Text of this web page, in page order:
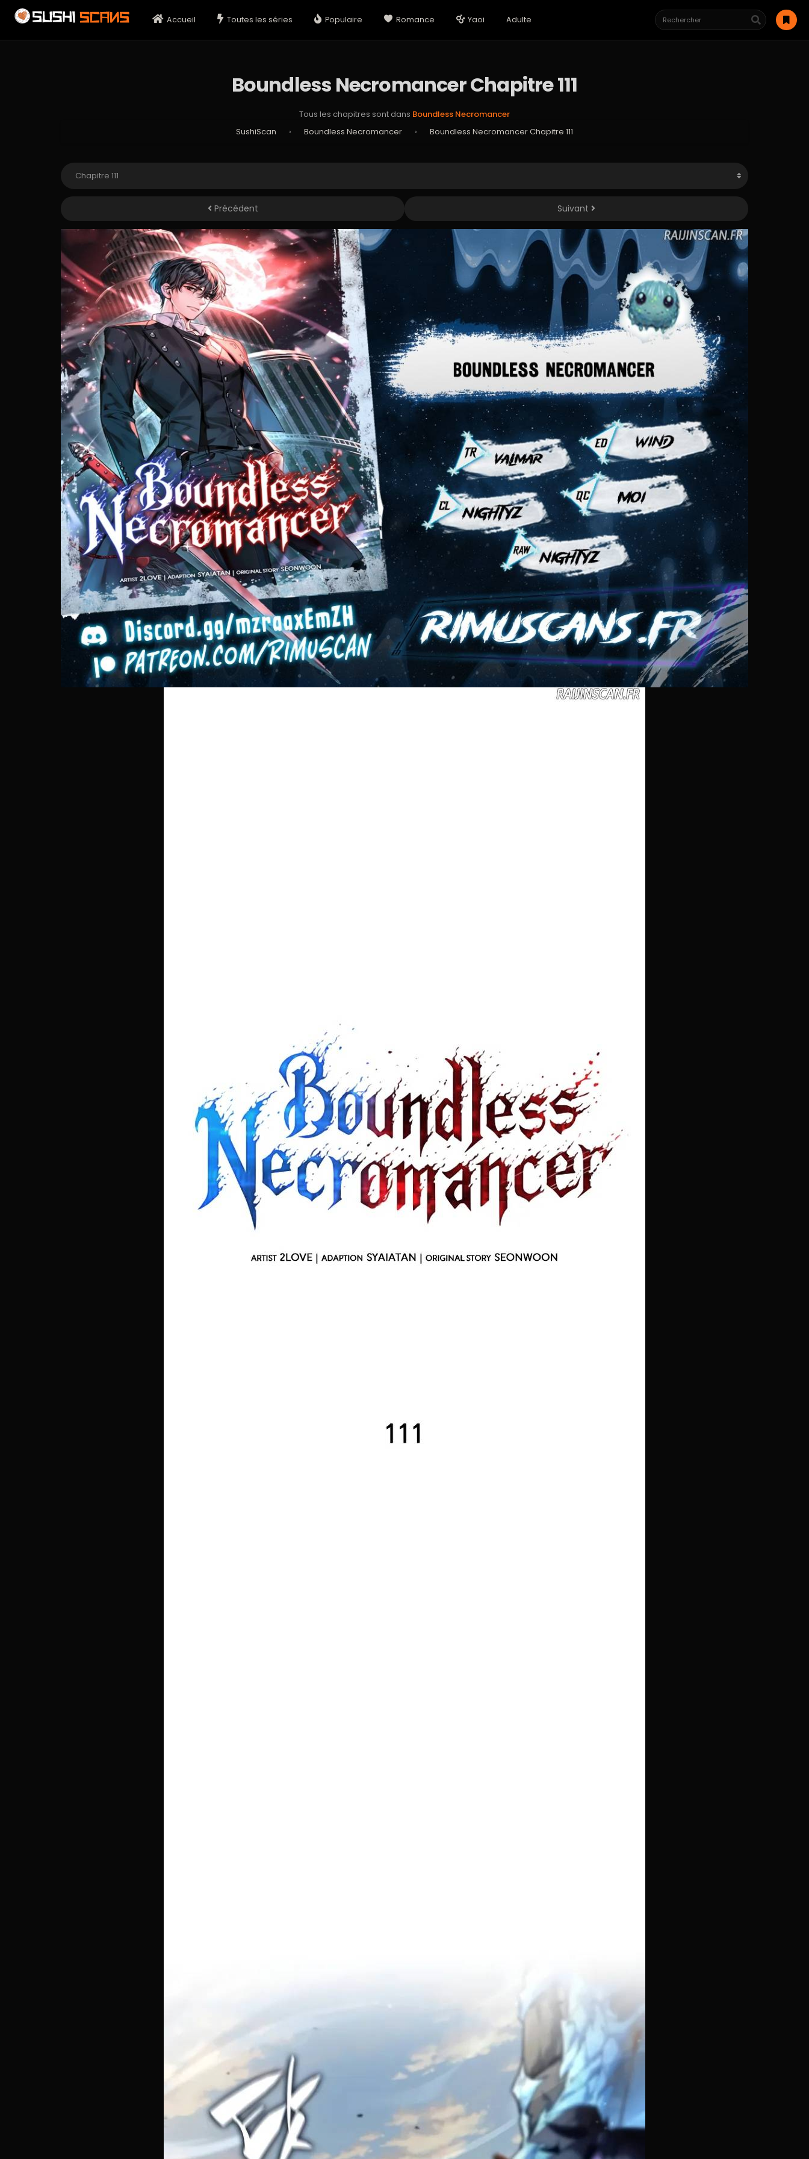
Accueil Toutes les séries Populaire Romance Yaoi Adulte
Boundless Necromancer Chapitre 111
Tous les chapitres sont dans Boundless Necromancer
SushiScan
› Boundless Necromancer › Boundless Necromancer Chapitre 111
Précédent Suivant